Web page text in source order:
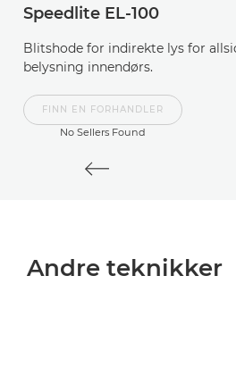
Speedlite EL-100
Blitshode for indirekte lys for
belysning innendørs.
FINN EN FORHANDLER
No Sellers Found
Andre teknikker